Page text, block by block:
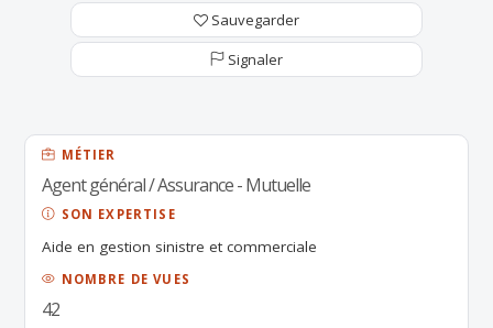
Sauvegarder
Signaler
MÉTIER
Agent général / Assurance - Mutuelle
SON EXPERTISE
Aide en gestion sinistre et commerciale
NOMBRE DE VUES
42